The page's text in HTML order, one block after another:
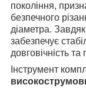
покоління,
безпечного
діаметра.
забезпечує
довговічність та
Інструмент